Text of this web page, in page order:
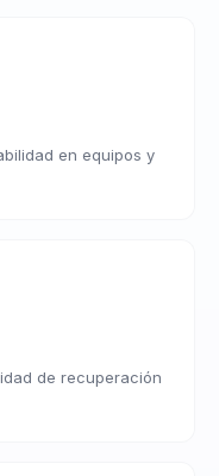
en equipos y
de recuperación